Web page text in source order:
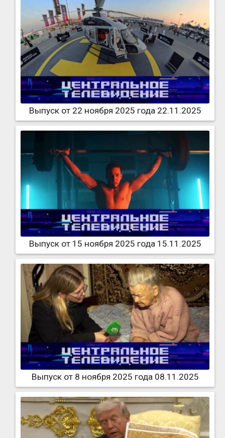
Выпуск от 22 ноября 2025 года 22.11.2025
Выпуск от 15 ноября 2025 года 15.11.2025
Выпуск от 8 ноября 2025 года 08.11.2025